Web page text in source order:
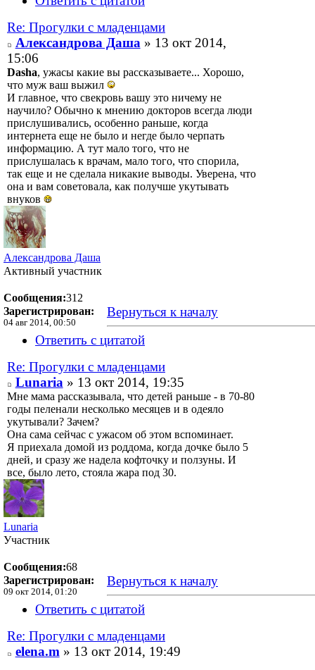
Re: Прогулки с младенцами
Александрова Даша » 13 окт 2014,
15:06
Dasha, ужасы какие вы рассказываете... Хорошо,
что муж ваш выжил
И главное, что свекровь вашу это ничему не
научило? Обычно к мнению докторов всегда люди
прислушивались, особенно раньше, когда
интернета еще не было и негде было черпать
информацию. А тут мало того, что не
прислушалась к врачам, мало того, что спорила,
так еще и не сделала никакие выводы. Уверена, что
она и вам советовала, как получше укутывать
внуков
Александрова Даша
Активный участник
Сообщения:312
Зарегистрирован:
04 авг 2014, 00:50
Вернуться к началу
Ответить с цитатой
Re: Прогулки с младенцами
Lunaria » 13 окт 2014, 19:35
Мне мама рассказывала, что детей раньше - в 70-80
годы пеленали несколько месяцев и в одеяло
укутывали? Зачем?
Она сама сейчас с ужасом об этом вспоминает.
Я приехала домой из роддома, когда дочке было 5
дней, и сразу же надела кофточку и ползуны. И
все, было лето, стояла жара под 30.
Lunaria
Участник
Сообщения:68
Зарегистрирован:
09 окт 2014, 01:20
Вернуться к началу
Ответить с цитатой
Re: Прогулки с младенцами
elena.m» 13 окт 2014, 19:49